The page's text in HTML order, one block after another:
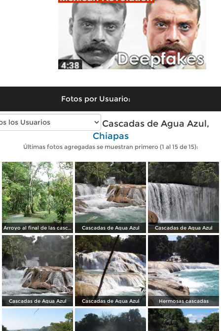
Fotos por Usuario:
Fotos modernas de Cascadas de Agua Azul,
Chiapas
Últimas fotos agregadas se muestran primero (1 al 15 de 15):
Arroyo al final de las cascadas Cascadas de Agua Azul Cascadas de Agua Azul
Cascadas de Agua Azul Cascadas de Agua Azul Hermosas cascadas